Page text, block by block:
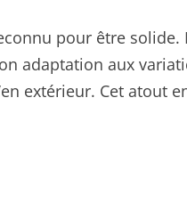
pour être
adaptation aux
extérieur. Cet atout